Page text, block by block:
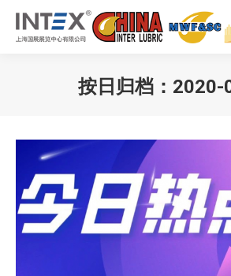
按日归档： 2020-